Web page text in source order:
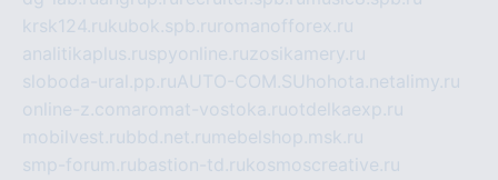
krsk124.rukubok.spb.ru romanofforex.ru
analitikaplus.ruspyonline.ruzosikamery.ru
sloboda-ural.pp.ruAUTO-COM.SU hohota.netalimy.ru
online-z.comaromat-vostoka.ruotdelkaexp.ru
mobilvest.rubbd.net.ru mebelshop.msk.ru
smp-forum.rubastion-td.rukosmoscreative.ru